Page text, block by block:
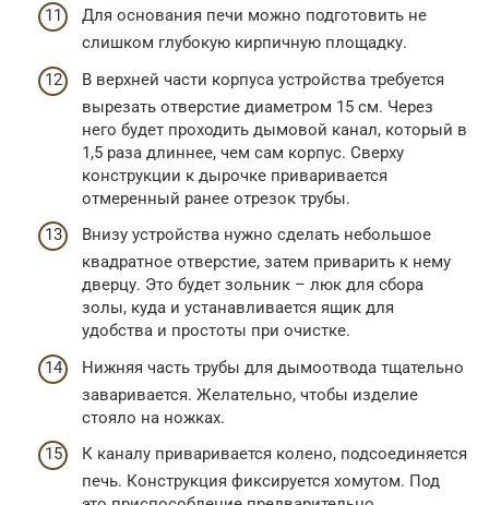
Для основания печи можно подготовить не
слишком глубокую кирпичную площадку.
В верхней части корпуса устройства требуется
вырезать отверстие диаметром 15 см. Через
него будет проходить дымовой канал, который в
1,5 раза длиннее, чем сам корпус. Сверху
конструкции к дырочке приваривается
отмеренный ранее отрезок трубы.
Внизу устройства нужно сделать небольшое
квадратное отверстие, затем приварить к нему
дверцу. Это будет зольник – люк для сбора
золы, куда и устанавливается ящик для
удобства и простоты при очистке.
Нижняя часть трубы для дымоотвода тщательно
заваривается. Желательно, чтобы изделие
стояло на ножках.
К каналу приваривается колено, подсоединяется
печь. Конструкция фиксируется хомутом. Под